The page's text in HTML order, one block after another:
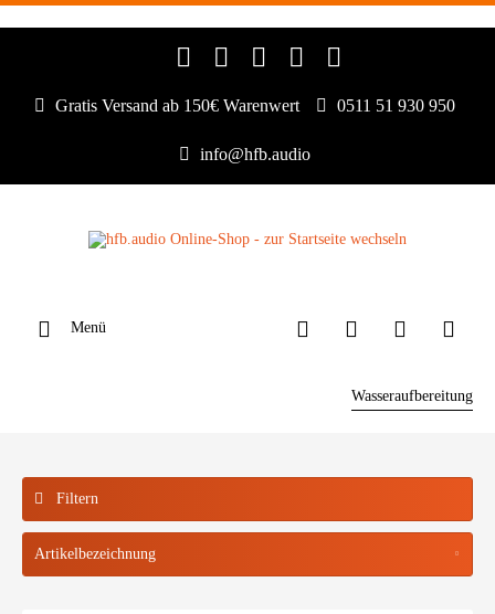
Gratis Versand ab 150€ Warenwert 0511 51 930 950
info@hfb.audio
Menü
Wasseraufbereitung
Filtern